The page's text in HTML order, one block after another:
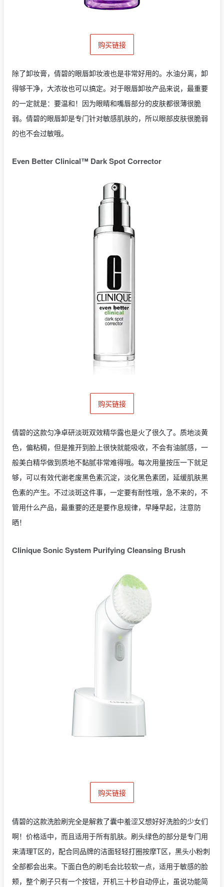
购买链接
除了卸妆膏，倩碧的眼唇卸妆液也是非常好用的。水油分离，卸
得够干净，大浓妆也可以搞定。对于眼唇卸妆产品来说，最重要
的一定就是：要温和！因为眼睛和嘴唇部分的皮肤都很薄很脆
弱。倩碧的眼唇卸是专门针对敏感肌肤的，所以眼部皮肤很脆弱
的也不会过敏哦。
Even Better Clinical™ Dark Spot Corrector
购买链接
倩碧的这款匀净卓研淡斑双效精华露也是火了很久了。质地淡黄
色，偏粘稠，但是推开到脸上很快就能吸收，不会有油腻感，一
般美白精华做到质地不黏腻非常难得哦。每次用量按压一下就足
够，可以有效代谢老废黑色素沉淀，淡化黑色素团，延缓肌肤黑
色素的产生。不过淡斑这件事，一定要有耐性哦，急不来的，不
管用什么产品，最重要的还是要作息规律，早睡早起，注意防
晒！
Clinique Sonic System Purifying Cleansing Brush
购买链接
倩碧的这款洗脸刷完全是解救了囊中羞涩又想好好洗脸的少女们
啊！价格适中，而且适用于所有肌肤。刷头绿色的部分是专门用
来清理T区的，配合同品牌的洁面轻轻打圈按摩T区，黑头小粉刺
全部都会出来。下面白色的刷毛会比较软一点，适用于敏感的脸
颊，整个刷子只有一个按钮，开机三十秒自动停止，虽说功能简